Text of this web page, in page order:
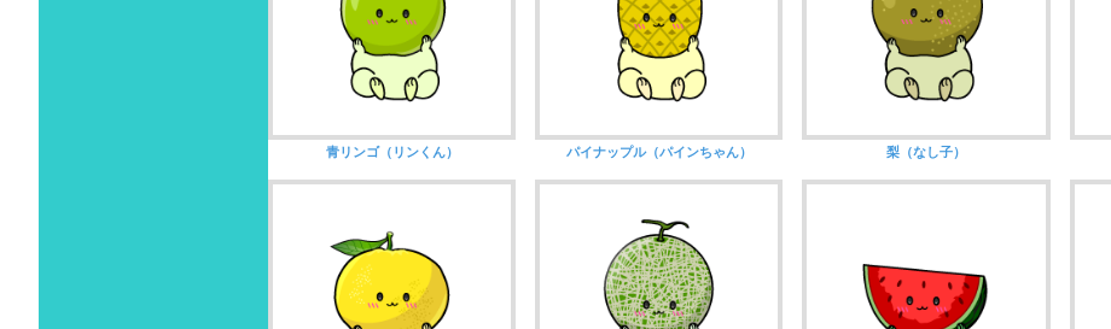
青リンゴ（リンくん） パイナップル（パインちゃん） 梨（なし子）